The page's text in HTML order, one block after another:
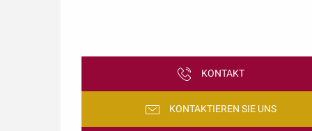
KONTAKT
KONTAKTIEREN SIE UNS